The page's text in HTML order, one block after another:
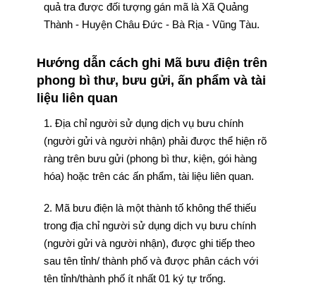
quả tra được đối tượng gán mã là Xã Quảng
Thành - Huyện Châu Đức - Bà Rịa - Vũng Tàu.
Hướng dẫn cách ghi Mã bưu điện trên
phong bì thư, bưu gửi, ấn phẩm và tài
liệu liên quan
1. Địa chỉ người sử dụng dịch vụ bưu chính
(người gửi và người nhận) phải được thể hiện rõ
ràng trên bưu gửi (phong bì thư, kiện, gói hàng
hóa) hoặc trên các ấn phẩm, tài liệu liên quan.
2. Mã bưu điện là một thành tố không thể thiếu
trong địa chỉ người sử dụng dịch vụ bưu chính
(người gửi và người nhận), được ghi tiếp theo
sau tên tỉnh/ thành phố và được phân cách với
tên tỉnh/thành phố ít nhất 01 ký tự trống.